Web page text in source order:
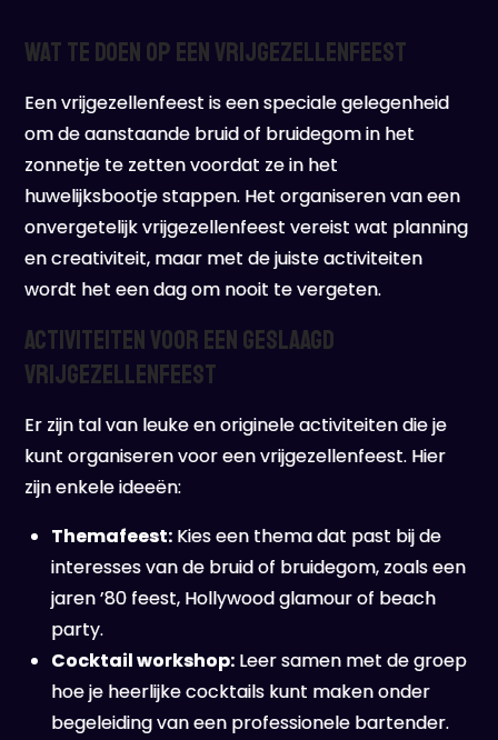
Wat te doen op een vrijgezellenfeest
Een vrijgezellenfeest is een speciale gelegenheid
om de aanstaande bruid of bruidegom in het
zonnetje te zetten voordat ze in het
huwelijksbootje stappen. Het organiseren van een
onvergetelijk vrijgezellenfeest vereist wat planning
en creativiteit, maar met de juiste activiteiten
wordt het een dag om nooit te vergeten.
Activiteiten voor een geslaagd
vrijgezellenfeest
Er zijn tal van leuke en originele activiteiten die je
kunt organiseren voor een vrijgezellenfeest. Hier
zijn enkele ideeën:
Themafeest: Kies een thema dat past bij de
interesses van de bruid of bruidegom, zoals een
jaren ’80 feest, Hollywood glamour of beach
party.
Cocktail workshop: Leer samen met de groep
hoe je heerlijke cocktails kunt maken onder
begeleiding van een professionele bartender.